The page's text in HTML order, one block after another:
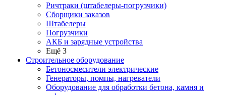
Ричтраки (штабелеры-погрузчики)
Сборщики заказов
Штабелеры
Погрузчики
АКБ и зарядные устройства
Ещё 3
Строительное оборудование
Бетоносмесители электрические
Генераторы, помпы, нагреватели
Оборудование для обработки бетона, камня и